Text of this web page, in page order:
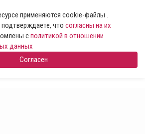
применяются cookie-файлы .
что согласны на их
сполитикой в отношении
данных
Согласен